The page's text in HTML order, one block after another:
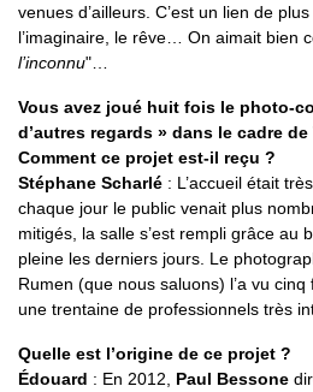
venues d’ailleurs. C’est un lien de
l’imaginaire, le rêve… On aimait bien
l’inconnu"…
Vous avez joué huit fois le photo-
d’autres regards » dans le cadre
Comment ce projet est-il reçu ?
Stéphane Scharlé : L’accueil était
chaque jour le public venait plus
mitigés, la salle s’est rempli grâce au
pleine les derniers jours. Le
Rumen (que nous saluons) l’a vu
une trentaine de professionnels très
Quelle est l’origine de ce projet ?
Édouard : En 2012, Paul Bessone